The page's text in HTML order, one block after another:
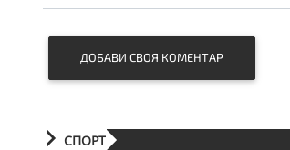
ДОБАВИ СВОЯ КОМЕНТАР
СПОРТ